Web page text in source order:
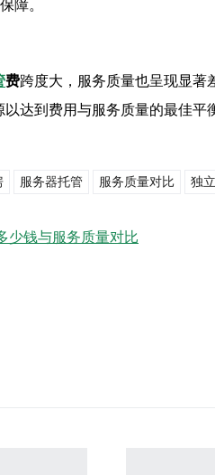
障。
费跨度大，服务质量也呈现显著
达到费用与服务质量的最佳平
服务器托管 服务质量对比 独
少钱与服务质量对比